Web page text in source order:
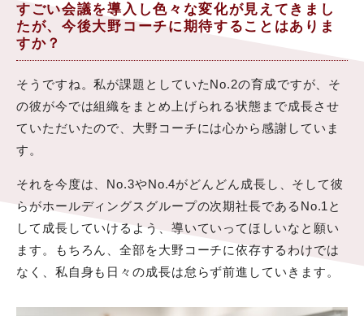
すごい会議を導入し色々な変化が見えてきまし
たが、今後大野コーチに期待することはありま
すか？
そうですね。私が課題としていたNo.2の育成ですが、そ
の彼が今では組織をまとめ上げられる状態まで成長させ
ていただいたので、大野コーチには心から感謝していま
す。
それを今度は、No.3やNo.4がどんどん成長し、そして彼
らがホールディングスグループの次期社長であるNo.1と
して成長していけるよう、導いていってほしいなと願い
ます。もちろん、全部を大野コーチに依存するわけでは
なく、私自身も日々の成長は怠らず前進していきます。